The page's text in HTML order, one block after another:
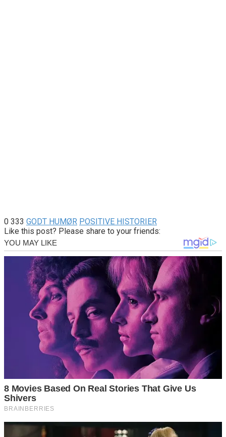
0 333 GODT HUMØR POSITIVE HISTORIER
Like this post? Please share to your friends: